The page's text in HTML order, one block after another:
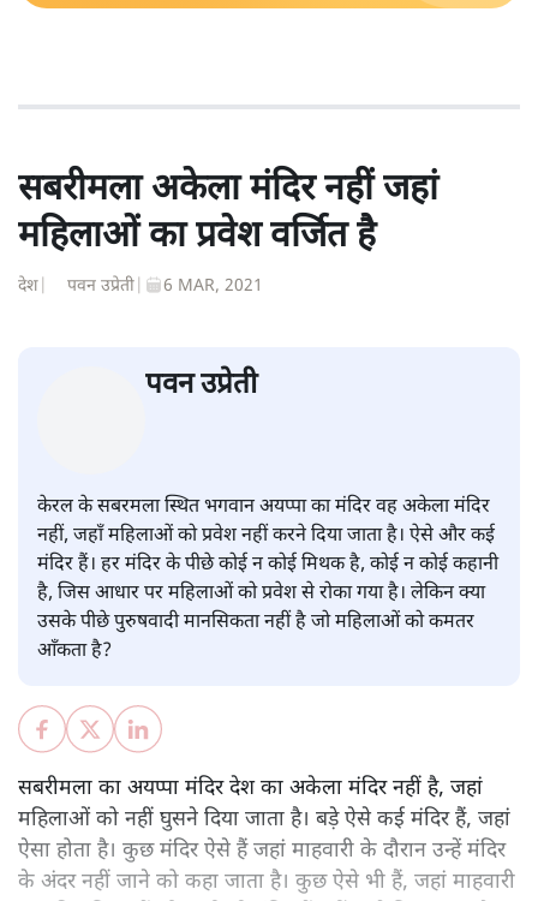
सबरीमला अकेला मंदिर नहीं जहां
महिलाओं का प्रवेश वर्जित है
देश पवन उप्रेती 6 MAR, 2021
केरल के सबरमला स्थित भगवान अयप्पा का मंदिर वह अकेला मंदिर
नहीं, जहाँ महिलाओं को प्रवेश नहीं करने दिया जाता है। ऐसे और कई
मंदिर हैं। हर मंदिर के पीछे कोई न कोई मिथक है, कोई न कोई कहानी
है, जिस आधार पर महिलाओं को प्रवेश से रोका गया है। लेकिन क्या